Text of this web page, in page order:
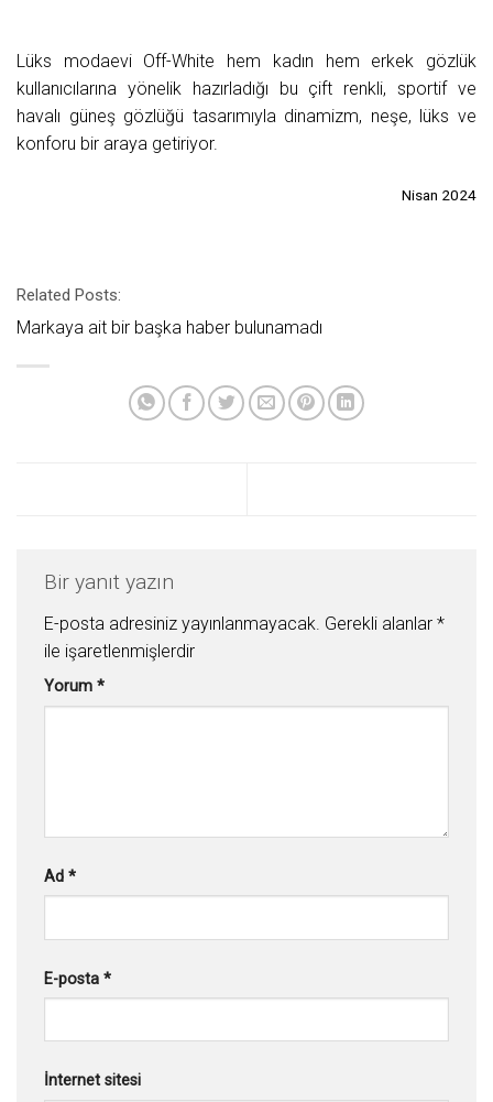
Lüks modaevi Off-White hem kadın hem erkek gözlük
kullanıcılarına yönelik hazırladığı bu çift renkli, sportif ve
havalı güneş gözlüğü tasarımıyla dinamizm, neşe, lüks ve
konforu bir araya getiriyor.
Nisan 2024
Related Posts:
Markaya ait bir başka haber bulunamadı
Bir yanıt yazın
E-posta adresiniz yayınlanmayacak. Gerekli alanlar *
ile işaretlenmişlerdir
Yorum *
Ad *
E-posta *
İnternet sitesi